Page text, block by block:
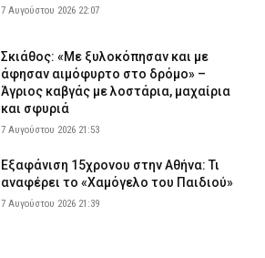
7 Αυγούστου 2026 22:07
Σκιάθος: «Με ξυλοκόπησαν και με
άφησαν αιμόφυρτο στο δρόμο» –
Άγριος καβγάς με λοστάρια, μαχαίρια
και σφυριά
7 Αυγούστου 2026 21:53
Εξαφάνιση 15χρονου στην Αθήνα: Τι
αναφέρει το «Χαμόγελο του Παιδιού»
7 Αυγούστου 2026 21:39